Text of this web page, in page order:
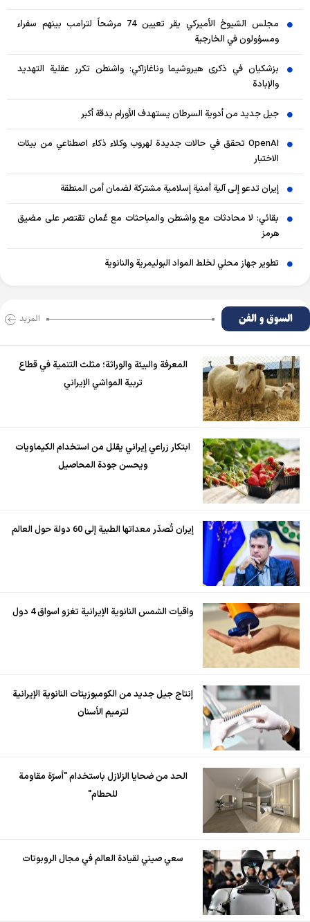
مجلس الشيوخ الأميركي يقر تعيين 74 مرشحاً لترامب بينهم سفراء
ومسؤولون في الخارجية
بزشكيان في ذكرى هيروشيما وناغازاكي: واشنطن تكرر عقلية التهديد
والإبادة
جيل جديد من أدوية السرطان يستهدف الأورام بدقة أكبر
OpenAI تحقق في حالات جديدة لهروب وكلاء ذكاء اصطناعي من بيئات
الاختبار
إيران تدعو إلى آلية أمنية إسلامية مشتركة لضمان أمن المنطقة
بقائي: لا محادثات مع واشنطن والمباحثات مع عُمان تقتصر على مضيق
هرمز
تطوير جهاز محلي لخلط المواد البوليمرية والنانوية
السوق و الفن المزید
المعرفة والبيئة والوراثة؛ مثلث التنمية في قطاع
تربية المواشي الإيراني
ابتكار زراعي إيراني يقلل من استخدام الكيماويات
ويحسن جودة المحاصيل
إيران تُصدّر معداتها الطبية إلى 60 دولة حول العالم
واقيات الشمس النانوية الإيرانية تغزو اسواق 4 دول
إنتاج جيل جديد من الكومبوزيتات النانوية الإيرانية
لترميم الأسنان
الحد من ضحايا الزلازل باستخدام "أسرّة مقاومة
للحطام"
سعي صيني لقيادة العالم في مجال الروبوتات